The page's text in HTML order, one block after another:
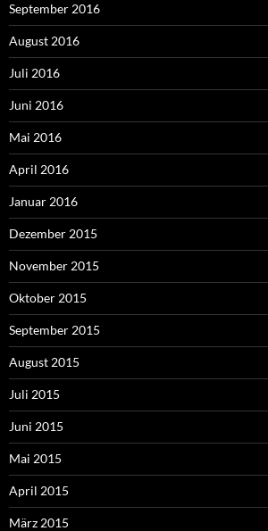
September 2016
August 2016
Juli 2016
Juni 2016
Mai 2016
April 2016
Januar 2016
Dezember 2015
November 2015
Oktober 2015
September 2015
August 2015
Juli 2015
Juni 2015
Mai 2015
April 2015
März 2015